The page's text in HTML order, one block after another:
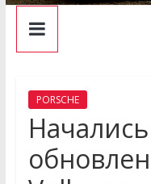
PORSCHE